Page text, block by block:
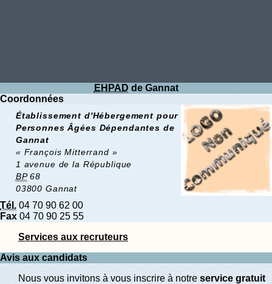
EHPAD de Gannat
Coordonnées
Établissement d'Hébergement pour
Personnes Âgées Dépendantes de
Gannat
« François Mitterrand »
1 avenue de la République
BP68
03800 Gannat
Tél. 04 70 90 62 00
Fax 04 70 90 25 55
Services aux recruteurs
Avis aux candidats
Nous vous invitons à vous inscrire à notre service gratuit